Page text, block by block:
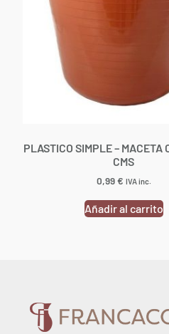
PLASTICO SIMPLE – MACETA
CMS
0,99€ IVA inc.
Añadir al carrito